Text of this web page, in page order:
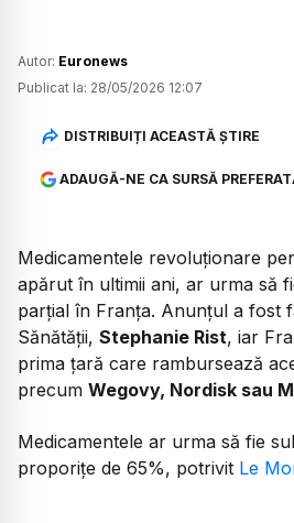
Autor: Euronews
Publicat la: 28/05/2026 12:07
DISTRIBUIȚI ACEASTĂ ȘTIRE
ADAUGĂ-NE CA SURSĂ
Medicamentele revoluționare
apărut în ultimii ani, ar urma să
parțial în Franța. Anunțul a fost
Sănătății, Stephanie Rist, iar
prima țară care rambursează
precum Wegovy, Nordisk sau
Medicamentele ar urma să fie
proporițe de 65%, potrivit Le